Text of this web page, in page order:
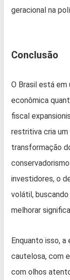
geracional na
Conclusão
O Brasil está
econômica
fiscal
restritiva cria
transformação
investidores, o
volátil,
melhorar
Enquanto isso,
cautelosa, com
com olhos